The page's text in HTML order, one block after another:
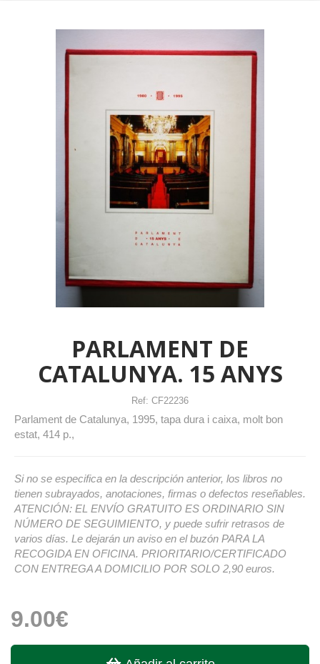
PARLAMENT DE
CATALUNYA. 15 ANYS
Ref: CF22236
Parlament de Catalunya, 1995, tapa dura i caixa, molt bon
estat, 414 p.,
Si no se especifica en la descripción anterior, los libros no
tienen subrayados, anotaciones, firmas o defectos reseñables.
ATENCIÓN: EL ENVÍO GRATUITO ES ORDINARIO SIN
NÚMERO DE SEGUIMIENTO, y puede sufrir retrasos de
varios días. Le dejarán un aviso en el buzón PARA LA
RECOGIDA EN OFICINA. PRIORITARIO/CERTIFICADO
CON ENTREGA A DOMICILIO POR SOLO 2,90 euros.
9.00€